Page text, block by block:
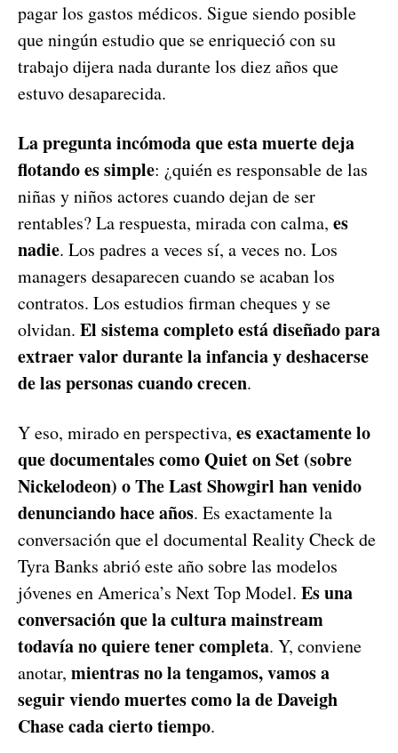
pagar los gastos médicos. Sigue siendo posible
que ningún estudio que se enriqueció con su
trabajo dijera nada durante los diez años que
estuvo desaparecida.
La pregunta incómoda que esta muerte deja
flotando es simple: ¿quién es responsable de las
niñas y niños actores cuando dejan de ser
rentables? La respuesta, mirada con calma, es
nadie. Los padres a veces sí, a veces no. Los
managers desaparecen cuando se acaban los
contratos. Los estudios firman cheques y se
olvidan. El sistema completo está diseñado para
extraer valor durante la infancia y deshacerse
de las personas cuando crecen.
Y eso, mirado en perspectiva, es exactamente lo
que documentales como Quiet on Set (sobre
Nickelodeon) o The Last Showgirl han venido
denunciando hace años. Es exactamente la
conversación que el documental Reality Check de
Tyra Banks abrió este año sobre las modelos
jóvenes en America’s Next Top Model. Es una
conversación que la cultura mainstream
todavía no quiere tener completa. Y, conviene
anotar, mientras no la tengamos, vamos a
seguir viendo muertes como la de Daveigh
Chase cada cierto tiempo.